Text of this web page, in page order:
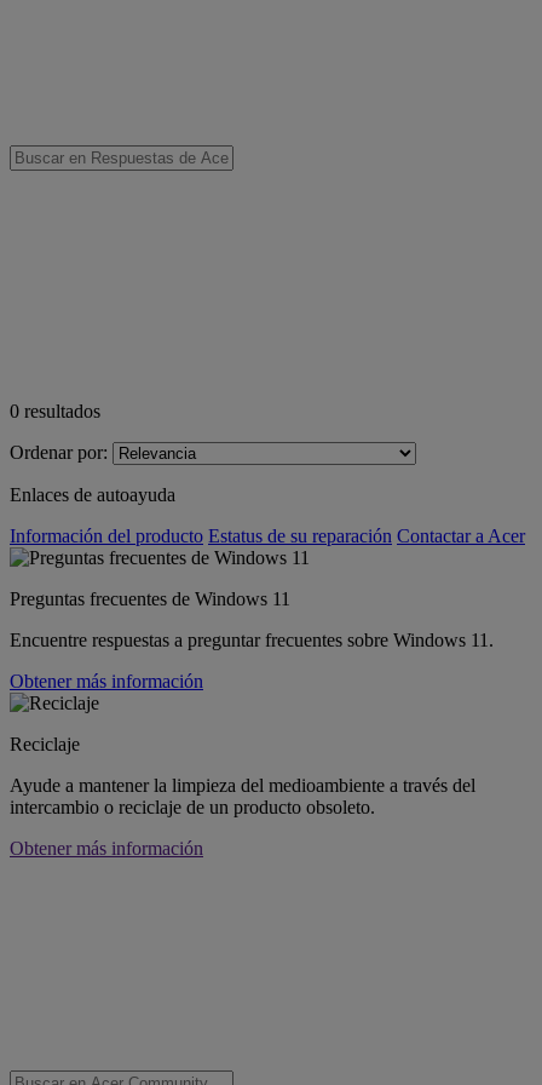
0 resultados
Ordenar por:
Enlaces de autoayuda
Información del producto Estatus de su reparación Contactar a Acer
Preguntas frecuentes de Windows 11
Encuentre respuestas a preguntar frecuentes sobre Windows 11.
Obtener más información
Reciclaje
Ayude a mantener la limpieza del medioambiente a través del
intercambio o reciclaje de un producto obsoleto.
Obtener más información